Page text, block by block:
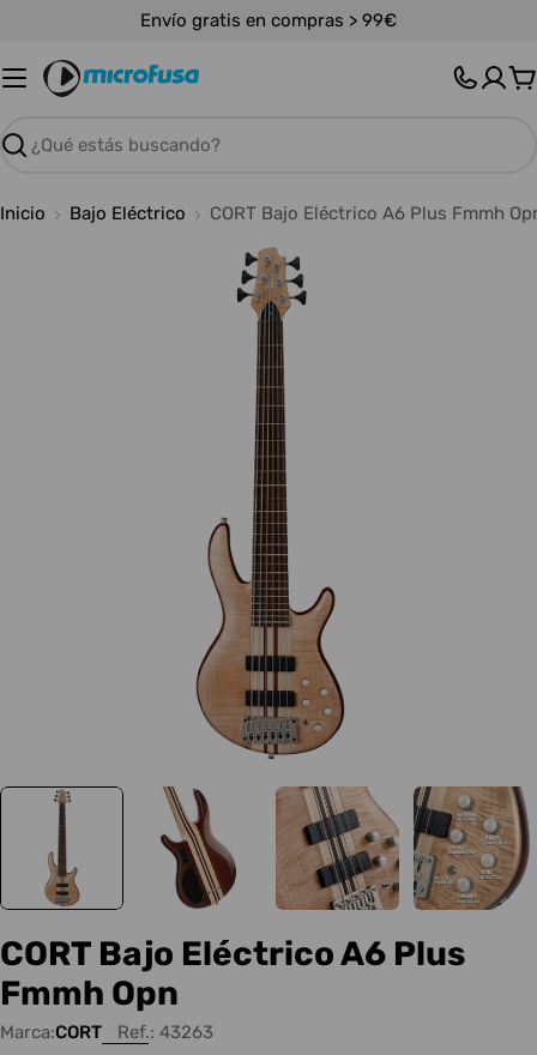
contenido
Envío gratis en compras > 99€
Buscar
Inicio Bajo Eléctrico CORT Bajo Eléctrico A6 Plus Fmmh
CORT Bajo Eléctrico A6 Plus
Fmmh Opn
Marca:CORT Ref.: 43263